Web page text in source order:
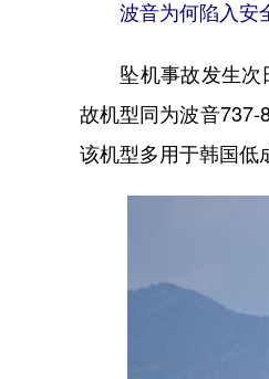
波音为何陷入安
坠机事故发生次日
故机型同为波音737-
该机型多用于韩国低